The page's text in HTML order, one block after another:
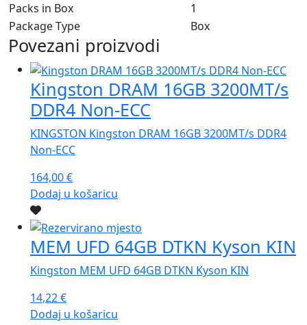
Packs in Box
1
Package Type
Box
Povezani proizvodi
Kingston DRAM 16GB 3200MT/s
DDR4 Non-ECC
KINGSTON Kingston DRAM 16GB 3200MT/s DDR4
Non-ECC
164,00€
Dodaj u košaricu
MEM UFD 64GB DTKN Kyson KIN
Kingston MEM UFD 64GB DTKN Kyson KIN
14,22€
Dodaj u košaricu